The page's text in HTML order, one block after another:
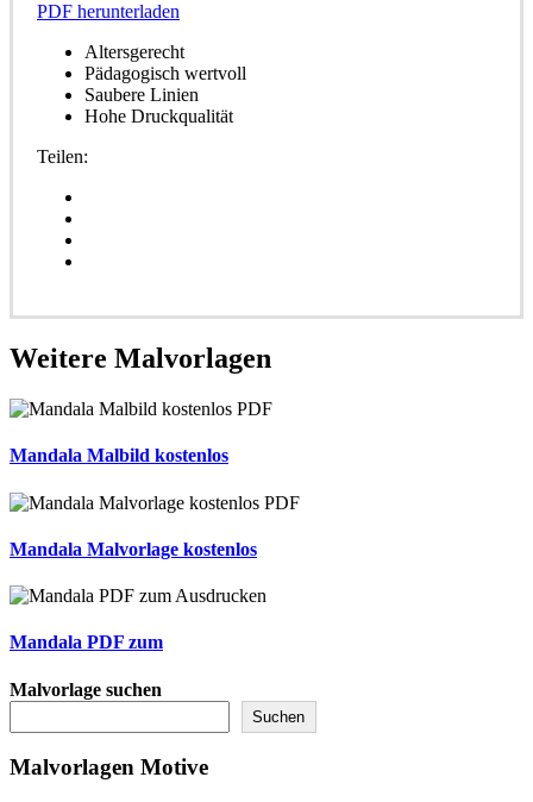
PDF herunterladen
Altersgerecht
Pädagogisch wertvoll
Saubere Linien
Hohe Druckqualität
Teilen:
Weitere Malvorlagen
Mandala Malbild kostenlos
Mandala Malvorlage kostenlos
Mandala PDF zum
Malvorlage suchen
Suchen
Malvorlagen Motive